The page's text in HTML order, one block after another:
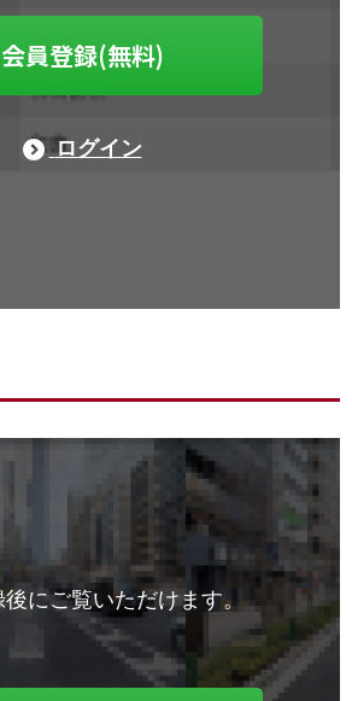
会員登録(無料)
ログイン
にご覧いただけます。